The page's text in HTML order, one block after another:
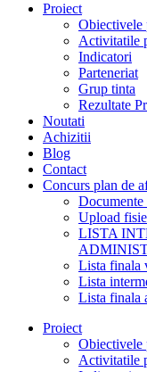
Proiect
Obiectivele
Activitatile
Indicatori
Parteneriat
Grup tinta
Rezultate
Noutati
Achizitii
Blog
Contact
Concurs plan de
Documente
Upload
LISTA
Lista finala
Lista
Lista finala
Proiect
Obiectivele
Activitatile